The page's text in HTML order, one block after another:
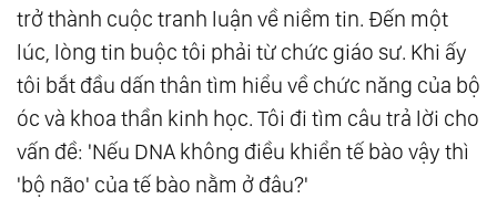
trở thành cuộc tranh luận về niềm tin. Đến một
lúc, lòng tin buộc tôi phải từ chức giáo sư. Khi ấy
tôi bắt đầu dấn thân tìm hiểu về chức năng của bộ
óc và khoa thần kinh học. Tôi đi tìm câu trả lời cho
vấn đề: 'Nếu DNA không điều khiển tế bào vậy thì
'bộ não' của tế bào nằm ở đâu?'